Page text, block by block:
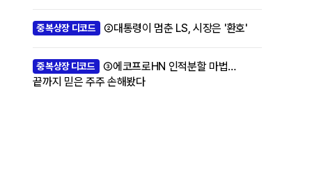
중복상장 디코드 ②대통령이 멈춘 LS, 시장은 '환호'
중복상장 디코드
③에코프로HN 인적분할 마법…
끝까지 믿은 주주 손해봤다